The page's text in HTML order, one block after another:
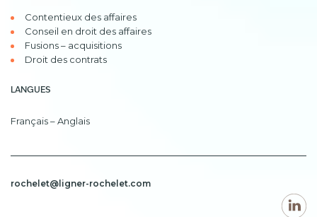
Contentieux des affaires
Conseil en droit des affaires
Fusions – acquisitions
Droit des contrats
LANGUES
Français – Anglais
rochelet@ligner-rochelet.com